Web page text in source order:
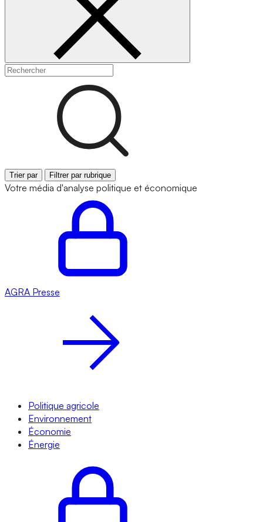
Trier par Filtrer par rubrique
Votre média d'analyse politique et économique
AGRA Presse
Politique agricole
Environnement
Économie
Énergie